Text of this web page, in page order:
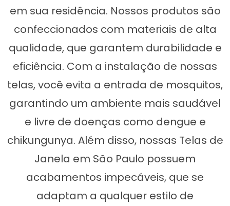
em sua residência. Nossos produtos são
confeccionados com materiais de alta
qualidade, que garantem durabilidade e
eficiência. Com a instalação de nossas
telas, você evita a entrada de mosquitos,
garantindo um ambiente mais saudável
e livre de doenças como dengue e
chikungunya. Além disso, nossas Telas de
Janela em São Paulo possuem
acabamentos impecáveis, que se
adaptam a qualquer estilo de